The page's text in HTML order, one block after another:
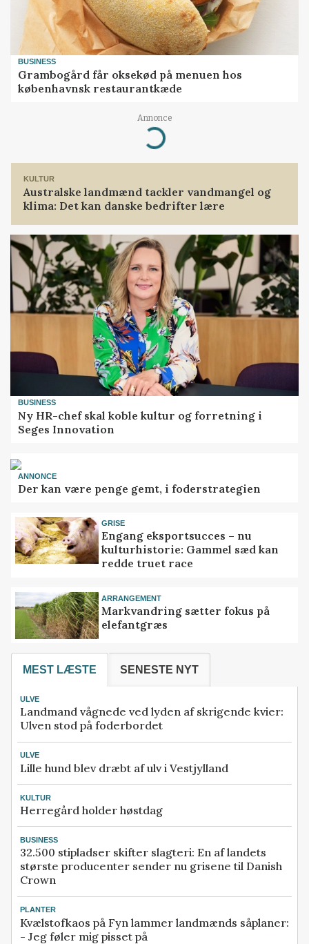
BUSINESS
Grambogård får oksekød på menuen hos
københavnsk restaurantkæde
Annonce
Loading...
KULTUR
Australske landmænd tackler vandmangel og
klima: Det kan danske bedrifter lære
BUSINESS
Ny HR-chef skal koble kultur og forretning i
Seges Innovation
ANNONCE
Der kan være penge gemt, i foderstrategien
GRISE
Engang eksportsucces – nu
kulturhistorie: Gammel sæd kan
redde truet race
ARRANGEMENT
Markvandring sætter fokus på
elefantgræs
MEST LÆSTE SENESTE NYT
ULVE
Landmand vågnede ved lyden af skrigende kvier:
Ulven stod på foderbordet
ULVE
Lille hund blev dræbt af ulv i Vestjylland
KULTUR
Herregård holder høstdag
BUSINESS
32.500 stipladser skifter slagteri: En af landets
største producenter sender nu grisene til Danish
Crown
PLANTER
Kvælstofkaos på Fyn lammer landmænds såplaner:
- Jeg føler mig pisset på